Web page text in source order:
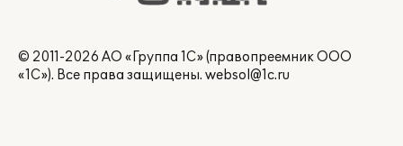
© 2011-2026 АО «Группа 1С» (правопреемник ООО
«1С»). Все права защищены. websol@1c.ru